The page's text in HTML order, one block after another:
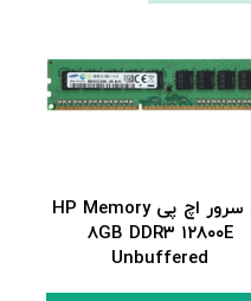
رم سرور اچ پی HP Memory
۸GB DDR۳ ۱۲۸۰۰E
Unbuffered